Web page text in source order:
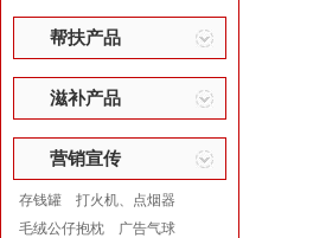
帮扶产品
滋补产品
营销宣传
存钱罐
打火机、点烟器
毛绒公仔抱枕
广告气球